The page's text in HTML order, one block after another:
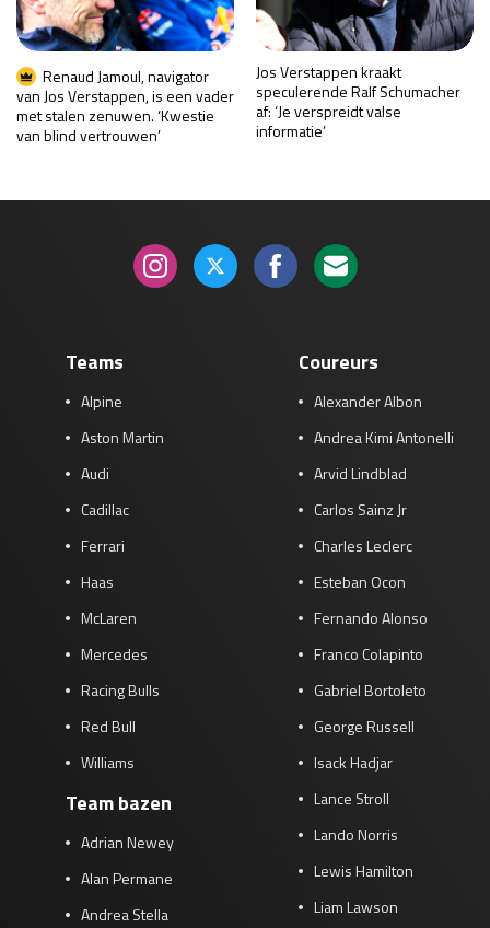
Renaud Jamoul, navigator
van Jos Verstappen, is een vader
met stalen zenuwen. ‘Kwestie
van blind vertrouwen’
Jos Verstappen kraakt
speculerende Ralf Schumacher
af: ‘Je verspreidt valse
informatie’
Teams
Alpine
Aston Martin
Audi
Cadillac
Ferrari
Haas
McLaren
Mercedes
Racing Bulls
Red Bull
Williams
Team bazen
Adrian Newey
Alan Permane
Andrea Stella
Coureurs
Alexander Albon
Andrea Kimi Antonelli
Arvid Lindblad
Carlos Sainz Jr
Charles Leclerc
Esteban Ocon
Fernando Alonso
Franco Colapinto
Gabriel Bortoleto
George Russell
Isack Hadjar
Lance Stroll
Lando Norris
Lewis Hamilton
Liam Lawson